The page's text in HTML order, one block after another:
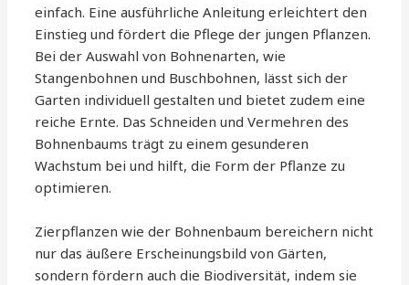
einfach. Eine ausführliche Anleitung erleichtert den
Einstieg und fördert die Pflege der jungen Pflanzen.
Bei der Auswahl von Bohnenarten, wie
Stangenbohnen und Buschbohnen, lässt sich der
Garten individuell gestalten und bietet zudem eine
reiche Ernte. Das Schneiden und Vermehren des
Bohnenbaums trägt zu einem gesunderen
Wachstum bei und hilft, die Form der Pflanze zu
optimieren.
Zierpflanzen wie der Bohnenbaum bereichern nicht
nur das äußere Erscheinungsbild von Gärten,
sondern fördern auch die Biodiversität, indem sie